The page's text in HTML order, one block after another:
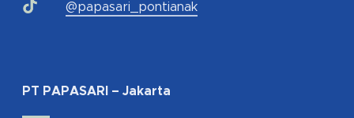
@papasari_pontianak
PT PAPASARI – Jakarta